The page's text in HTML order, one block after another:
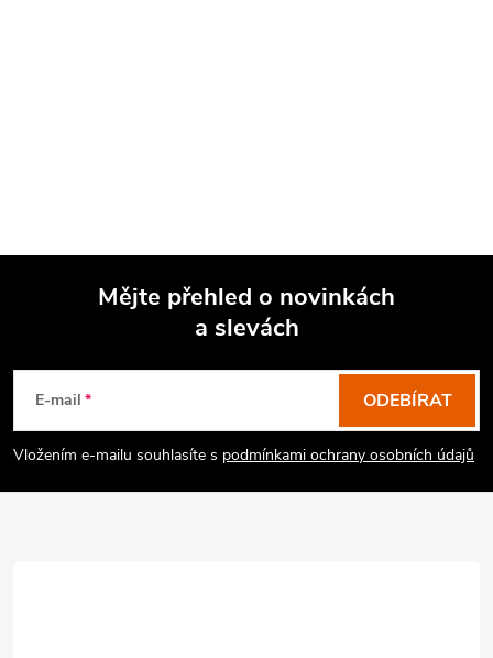
Mějte přehled o novinkách
a slevách
E-mail
Vložením e-mailu souhlasíte s podmínkami ochrany osobních údajů
ODEBÍRAT